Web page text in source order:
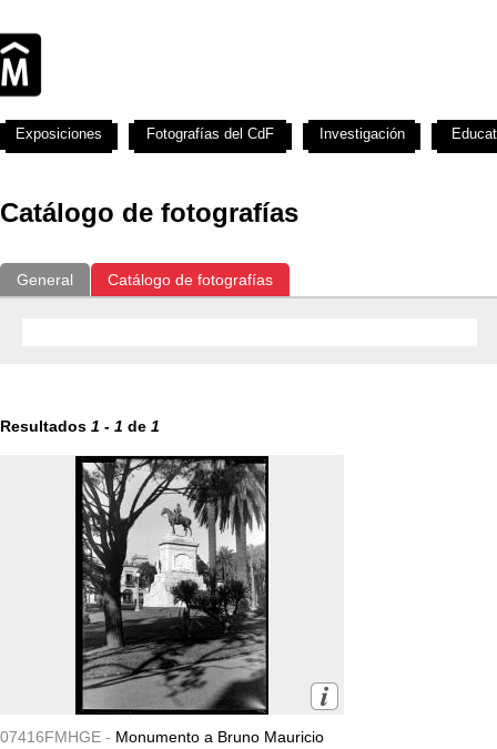
Catálogo de fotografías
General Catálogo de fotografías
Resultados 1 - 1 de 1
07416FMHGE - Monumento a Bruno Mauricio
Exposiciones Fotografías del CdF Investigación